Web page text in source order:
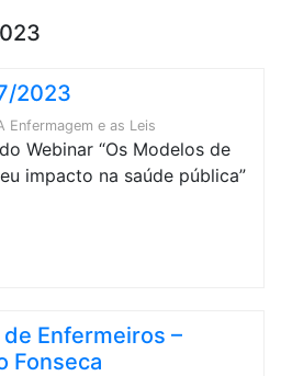
2023
Enfermagem e as Leis
Enfermeiros –
Fonseca